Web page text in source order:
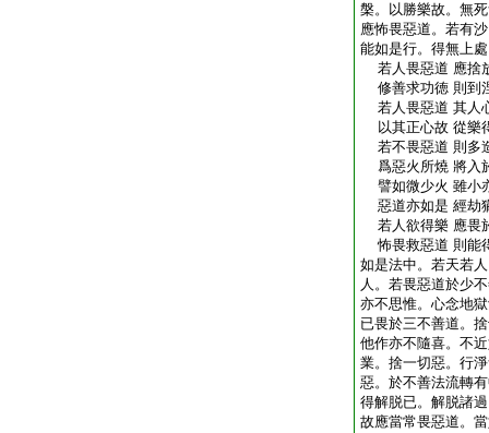
槃。以勝樂故。無
應怖畏惡道。若有
能如是行。得無上
若人畏惡道 應捨
修善求功徳 則到
若人畏惡道 其人
以其正心故 從樂
若不畏惡道 則多
爲惡火所燒 將入
譬如微少火 雖小
惡道亦如是 經劫
若人欲得樂 應畏
怖畏救惡道 則能
如是法中。若天若
人。若畏惡道於少
亦不思惟。心念地
已畏於三不善道。
他作亦不隨喜。不
業。捨一切惡。行
惡。於不善法流轉
得解脱已。解脱諸
故應當常畏惡道。